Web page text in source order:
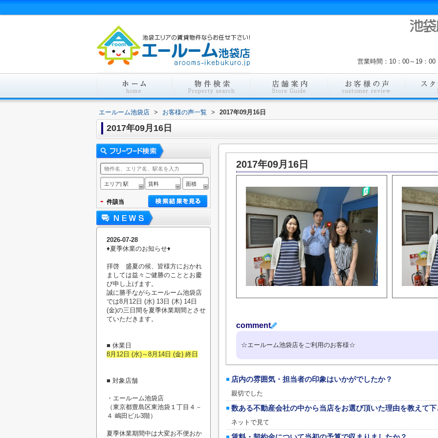
営業時間：10：00～19：
エールーム池袋店 > お客様の声一覧 > 2017年09月16日
2017年09月16日
2017年09月16日
comment
☆エールーム池袋店をご利用のお客様☆
店内の雰囲気・担当者の印象はいかがでしたか？
親切でした
数ある不動産会社の中から当店をお選び頂いた理由を教えて
ネットで見て
エリア| 駅 賃料 面積
- 件該当
2026-07-28
♦︎夏季休業のお知らせ♦︎
拝啓 盛夏の候、皆様方におかれ
ましては益々ご健勝のこととお慶
び申し上げます。
誠に勝手ながらエールーム池袋店
では8月12日 (水) 13日 (木) 14日
(金)の三日間を夏季休業期間とさせ
ていただきます。
■ 休業日
8月12日 (水)～8月14日 (金) 終日
■ 対象店舗
・エールーム池袋店
（東京都豊島区東池袋１丁目４－
４ 嶋田ビル3階）
夏季休業期間中は大変お不便おか